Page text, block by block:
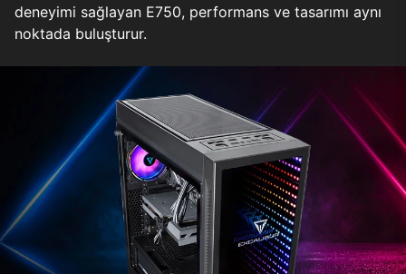
deneyimi sağlayan E750, performans ve tasarımı aynı
noktada buluşturur.